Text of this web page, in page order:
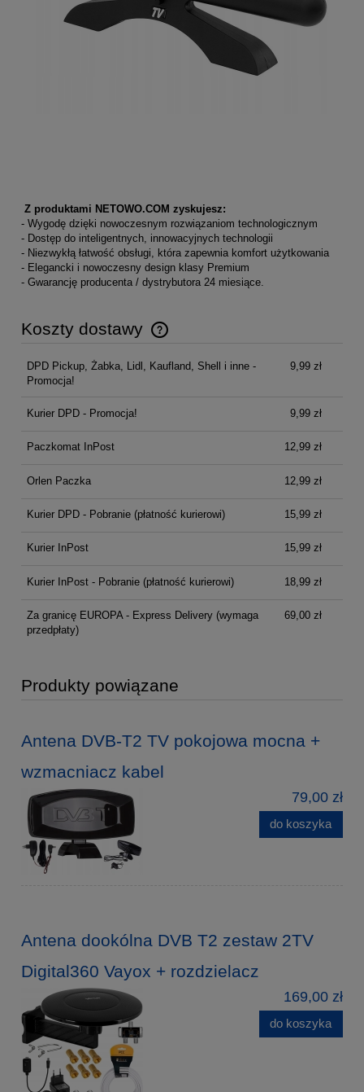
Z produktami NETOWO.COM zyskujesz:
- Wygodę dzięki nowoczesnym rozwiązaniom technologicznym
- Dostęp do inteligentnych, innowacyjnych technologii
- Niezwykłą łatwość obsługi, która zapewnia komfort użytkowania
- Elegancki i nowoczesny design klasy Premium
- Gwarancję producenta / dystrybutora 24 miesiące.
Koszty dostawy
Cena nie zawiera ewentualnych kosztów płatności
DPD Pickup, Żabka, Lidl, Kaufland, Shell i inne -
Promocja!
9,99 zł
Kurier DPD - Promocja! 9,99 zł
Paczkomat InPost 12,99 zł
Orlen Paczka 12,99 zł
Kurier DPD - Pobranie (płatność kurierowi) 15,99 zł
Kurier InPost 15,99 zł
Kurier InPost - Pobranie (płatność kurierowi) 18,99 zł
Za granicę EUROPA - Express Delivery(wymaga
przedpłaty)
69,00 zł
Produkty powiązane
Antena DVB-T2 TV pokojowa mocna +
wzmacniacz kabel
79,00 zł
do koszyka
Antena dookólna DVB T2 zestaw 2TV
Digital360 Vayox + rozdzielacz
169,00 zł
do koszyka